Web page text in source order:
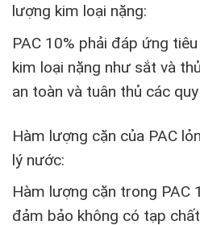
lượng kim loại nặng:
PAC 10% phải đáp ứng
kim loại nặng như sắt và
an toàn và tuân thủ các
Hàm lượng cặn của PAC
lý nước:
Hàm lượng cặn trong PAC
đảm bảo không có tạp